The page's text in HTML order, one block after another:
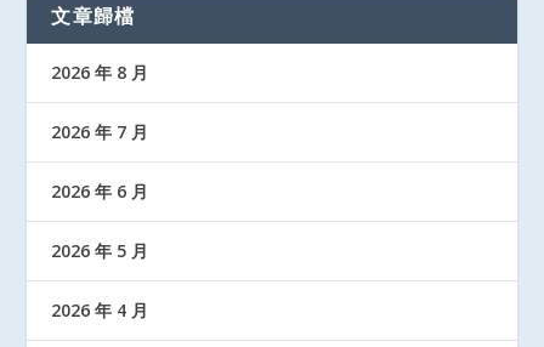
文章歸檔
2026 年 8 月
2026 年 7 月
2026 年 6 月
2026 年 5 月
2026 年 4 月